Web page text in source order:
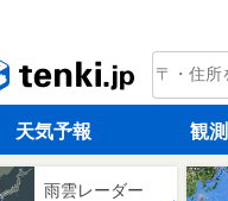
tenki.jp
天気予報 観測
雨雲レーダー